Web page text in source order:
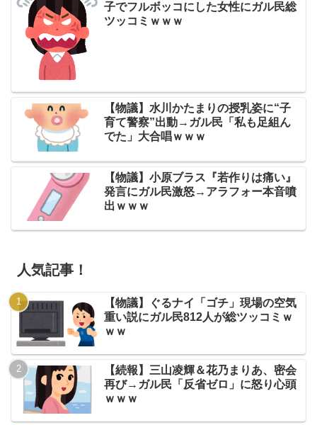
子でフルボッコにした女性にガル民総
ツッコミｗｗｗ
【物議】水川かたまりの授乳姿に“子
育て警察”出動→ガル民「私も足組ん
でた」大合唱ｗｗｗ
【物議】小原ブラス『若作りは痛い』
発言にガル民激怒→アラフォー本音噴
出ｗｗｗ
人気記事！
【物議】ぐるナイ「ゴチ」現場の空気
重い説にガル民812人が総ツッコミｗ
ｗｗ
【続報】三山凌輝＆花乃まりあ、密会
再び→ガル民「反省ゼロ」に怒り心頭
ｗｗｗ